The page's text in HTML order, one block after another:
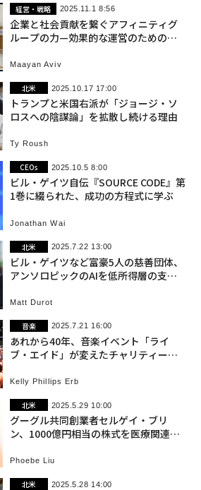
経営・戦略 2025.11.1 8:56
企業と社会貢献を繋ぐアフィニティグ
ループの力—効果的な運営のための重
Maayan Aviv
北米 2025.10.17 17:00
トランプと米国右派が「ジョージ・ソ
ロスへの陰謀論」を拡散し続ける理由
Ty Roush
CEOs 2025.10.5 8:00
ビル・ゲイツ自伝『SOURCE CODE』第
1巻に綴られた、成功の方程式に学ぶ
Jonathan Wai
北米 2025.7.22 13:00
ビル・ゲイツなど富豪5人の慈善団体、
アンソロピックのAIを低所得層の支援
Matt Durot
音楽 2025.7.21 16:00
あれから40年、音楽イベント「ライ
ブ・エイド」が変えたチャリティーと
Kelly Phillips Erb
北米 2025.5.29 10:00
グーグル共同創業者セルゲイ・ブリ
ン、1000億円相当の株式を医療関連に
Phoebe Liu
北米 2025.5.28 14:00